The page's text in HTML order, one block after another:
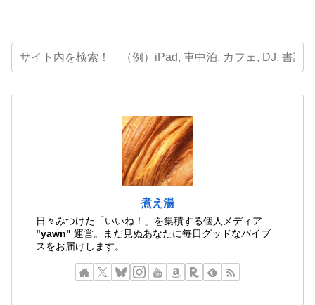
煮え湯
日々みつけた「いいね！」を集積する個人メディア
"yawn" 運営。まだ見ぬあなたに毎日グッドなバイブ
スをお届けします。